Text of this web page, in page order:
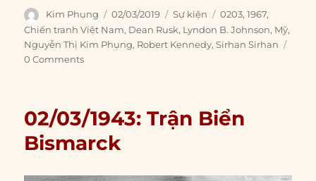
Author
Kim Phụng
Posted
on
02/03/2019 Categories
Sự kiện Tags
0203,1967,
Chiến tranh Việt Nam, Dean Rusk, Lyndon B. Johnson, Mỹ,
Nguyễn Thị Kim Phụng, Robert Kennedy,Sirhan Sirhan
0 Comments
02/03/1943: Trận Biển
Bismarck